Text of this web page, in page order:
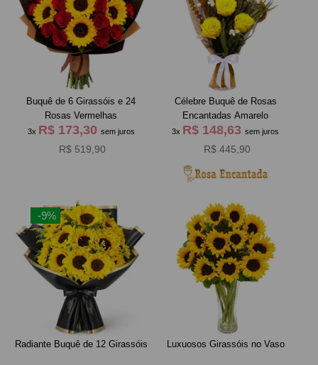
Buquê de 6 Girassóis e 24
Rosas Vermelhas
3x R$ 173,30 sem juros
R$ 519,90
Célebre Buquê de Rosas
Encantadas Amarelo
3x R$ 148,63sem juros
R$ 445,90
-9%
Radiante Buquê de 12 Girassóis Luxuosos Girassóis no Vaso